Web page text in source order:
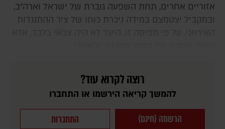
אזוריים אחרים, תחת השפעה גוברת של ישראל וארה"ב,
ובמקביל יצטמצם במידה ניכרת כוחו של ציר ההתנגדות
רוצה לקרוא עוד?
להמשך קריאה הירשמו או התחברו
הרשמה (חינם) התחברות